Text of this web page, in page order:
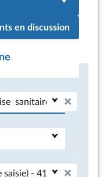
en discussion